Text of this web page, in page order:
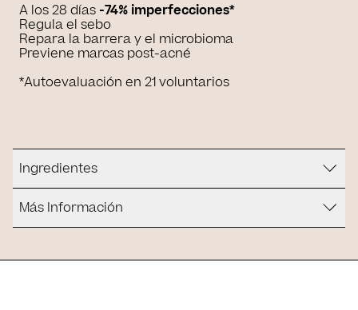
A los 28 días -74% imperfecciones*
Regula el sebo
Repara la barrera y el microbioma
Previene marcas post-acné
*Autoevaluación en 21 voluntarios
Ingredientes
Más Información